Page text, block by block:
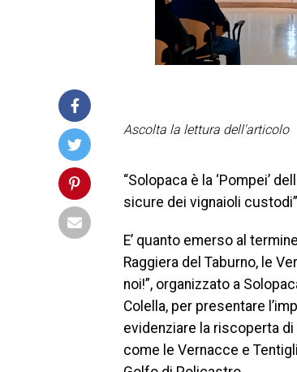
Ascolta la lettura dell'articolo
“Solopaca è la ‘Pompei’
sicure dei vignaioli
E’ quanto emerso al
Raggiera del Taburno, le
noi!”, organizzato a
Colella, per presentare
evidenziare la riscoperta
come le Vernacce e